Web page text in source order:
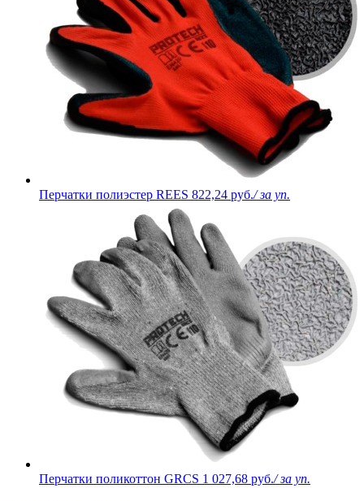
Перчатки полиэстер REES 822,24 руб./ за уп.
Перчатки поликоттон GRCS 1 027,68 руб./ за уп.